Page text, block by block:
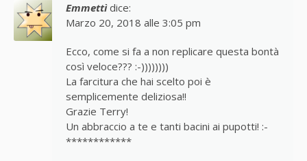
Emmettì dice:
Marzo 20, 2018 alle 3:05 pm
Ecco, come si fa a non replicare questa bontà
così veloce??? :-))))))))
La farcitura che hai scelto poi è
semplicemente deliziosa!!
Grazie Terry!
Un abbraccio a te e tanti bacini ai pupotti! :-
************